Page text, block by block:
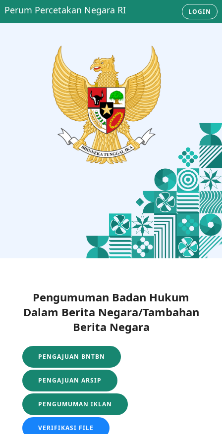
Perum Percetakan Negara RI LOGIN
Pengumuman Badan Hukum
Dalam Berita Negara/Tambahan
Berita Negara
PENGAJUAN BNTBN
PENGAJUAN ARSIP
PENGUMUMAN IKLAN
VERIFIKASI FILE